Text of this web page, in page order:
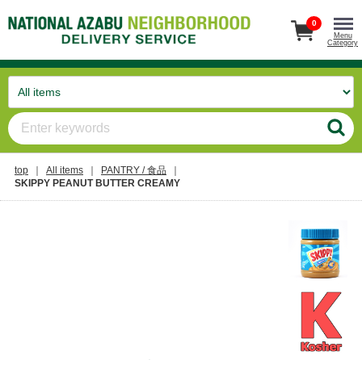
0
Menu
Category
top All items
PANTRY / 食品
SKIPPY PEANUT BUTTER CREAMY